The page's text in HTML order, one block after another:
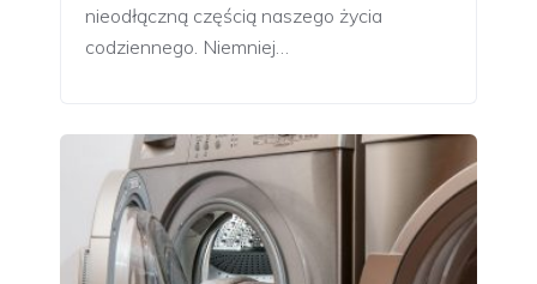
nieodłączną częścią naszego życia
codziennego. Niemniej…